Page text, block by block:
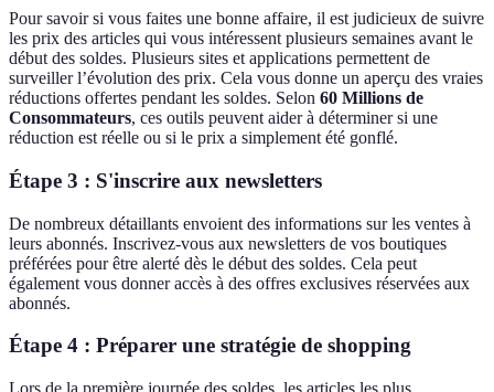
Pour savoir si vous faites une bonne affaire, il est judicieux de suivre
les prix des articles qui vous intéressent plusieurs semaines avant le
début des soldes. Plusieurs sites et applications permettent de
surveiller l’évolution des prix. Cela vous donne un aperçu des vraies
réductions offertes pendant les soldes. Selon 60 Millions de
Consommateurs, ces outils peuvent aider à déterminer si une
réduction est réelle ou si le prix a simplement été gonflé.
Étape 3 : S'inscrire aux newsletters
De nombreux détaillants envoient des informations sur les ventes à
leurs abonnés. Inscrivez-vous aux newsletters de vos boutiques
préférées pour être alerté dès le début des soldes. Cela peut
également vous donner accès à des offres exclusives réservées aux
abonnés.
Étape 4 : Préparer une stratégie de shopping
Lors de la première journée des soldes, les articles les plus